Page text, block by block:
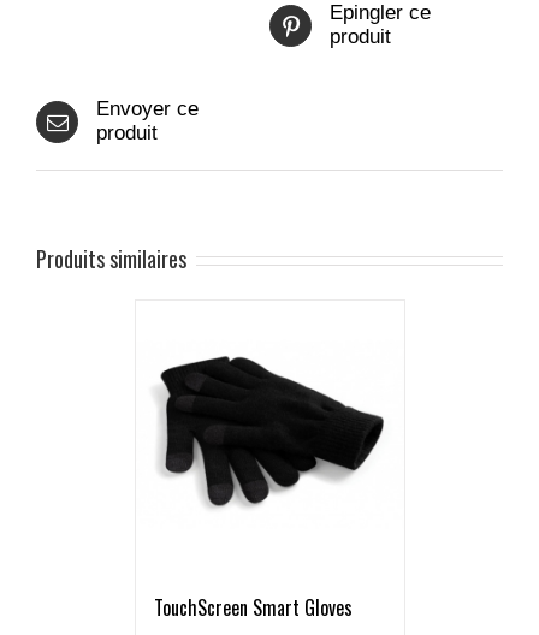
Epingler ce
produit
Envoyer ce
produit
Produits similaires
TouchScreen Smart Gloves